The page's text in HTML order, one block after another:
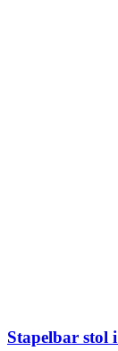
Stapelbar stol